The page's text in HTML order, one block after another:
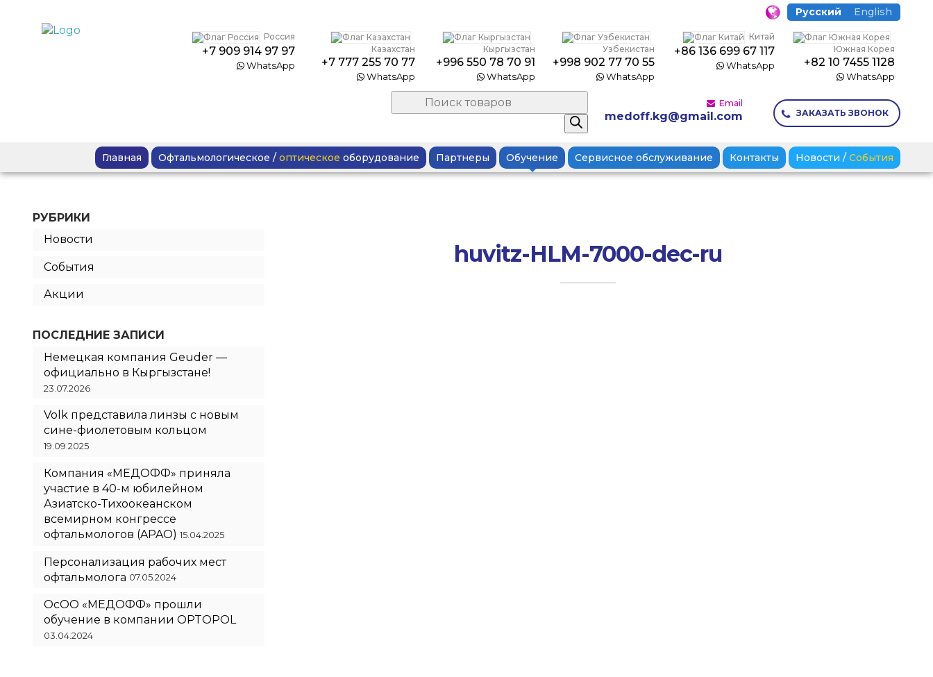
Русский English
Россия
+7 909 914 97 97
WhatsApp
Казахстан
+7 777 255 70 77
WhatsApp
Кыргызстан
+996 550 78 70 91
WhatsApp
Узбекистан
+998 902 77 70 55
WhatsApp
Китай
+86 136 699 67 117
WhatsApp
Южная Корея
+82 10 7455 1128
WhatsApp
Поиск
товаров
Email
medoff.kg@gmail.com ЗАКАЗАТЬ ЗВОНОК
Главная Офтальмологическое / оптическое оборудование Партнеры Обучение Сервисное обслуживание Контакты Новости / События
huvitz-HLM-7000-dec-ru
РУБРИКИ
Новости
События
Акции
ПОСЛЕДНИЕ ЗАПИСИ
Немецкая компания Geuder —
официально в Кыргызстане!
23.07.2026
Volk представила линзы с новым
сине-фиолетовым кольцом
19.09.2025
Компания «МЕДОФФ» приняла
участие в 40-м юбилейном
Азиатско-Тихоокеанском
всемирном конгрессе
офтальмологов (APAO) 15.04.2025
Персонализация рабочих мест
офтальмолога 07.05.2024
ОсОО «МЕДОФФ» прошли
обучение в компании OPTOPOL
03.04.2024